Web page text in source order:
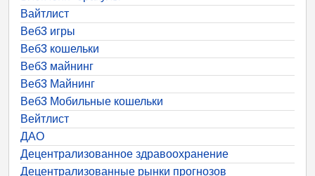
Вайтлист
Веб3 игры
Веб3 кошельки
Веб3 майнинг
Веб3 Майнинг
Веб3 Мобильные кошельки
Вейтлист
ДАО
Децентрализованное здравоохранение
Децентрализованные рынки прогнозов